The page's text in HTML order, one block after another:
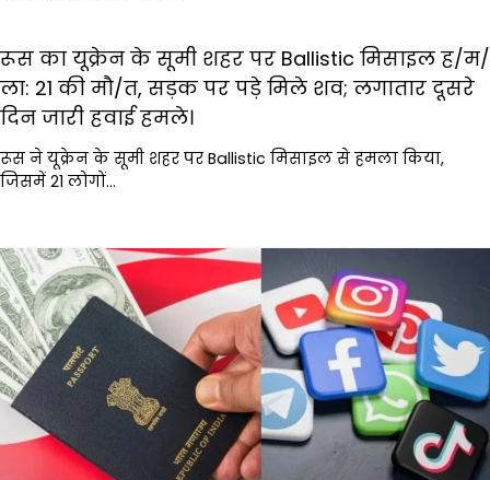
रूस का यूक्रेन के सूमी शहर पर Ballistic मिसाइल ह/म/
ला: 21 की मौ/त, सड़क पर पड़े मिले शव; लगातार दूसरे
दिन जारी हवाई हमले।
रूस ने यूक्रेन के सूमी शहर पर Ballistic मिसाइल से हमला किया,
जिसमें 21 लोगों…